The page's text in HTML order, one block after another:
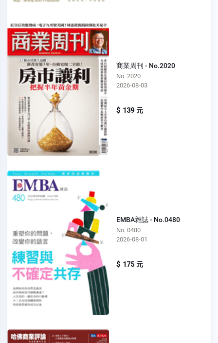
商業周刊 - No.2020
No. 2020
2026-08-03
$ 139 元
EMBA雜誌 - No.0480
No. 0480
2026-08-01
$ 175 元